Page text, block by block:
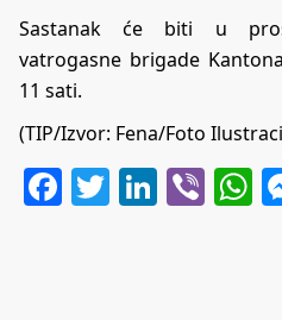
Sastanak će biti u
vatrogasne brigade
11 sati.
(TIP/Izvor: Fena/Foto
Facebook
Twitter